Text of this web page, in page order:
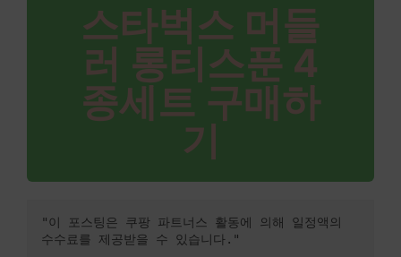
스타벅스 머들
러 롱티스푼 4
종세트 구매하
기
"이 포스팅은 쿠팡 파트너스 활동에 의해 일정액의
수수료를 제공받을 수 있습니다."